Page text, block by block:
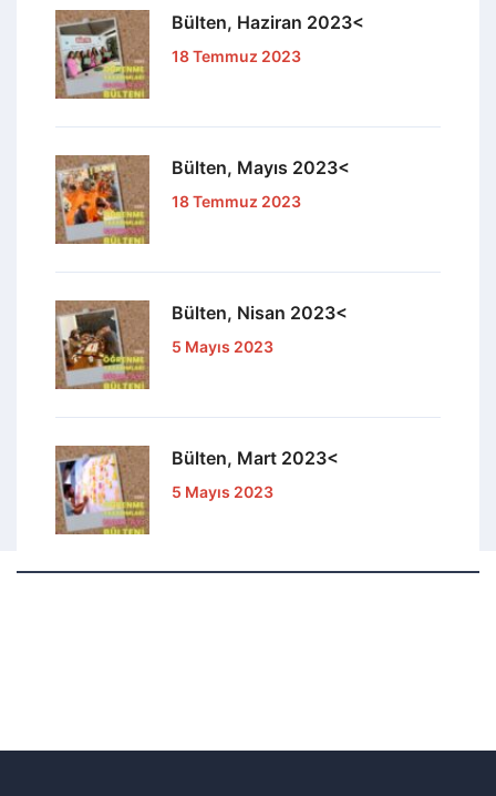
Bülten, Haziran 2023<
18 Temmuz 2023
Bülten, Mayıs 2023<
18 Temmuz 2023
Bülten, Nisan 2023<
5 Mayıs 2023
Bülten, Mart 2023<
5 Mayıs 2023